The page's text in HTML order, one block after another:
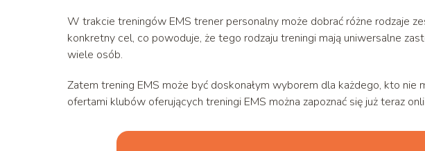
W trakcie treningów EMS trener personalny może dobrać różne rodzaje
konkretny cel, co powoduje, że tego rodzaju treningi mają uniwersalne
wiele osób.
Zatem trening EMS może być doskonałym wyborem dla każdego, kto nie
ofertami klubów oferujących treningi EMS można zapoznać się już teraz